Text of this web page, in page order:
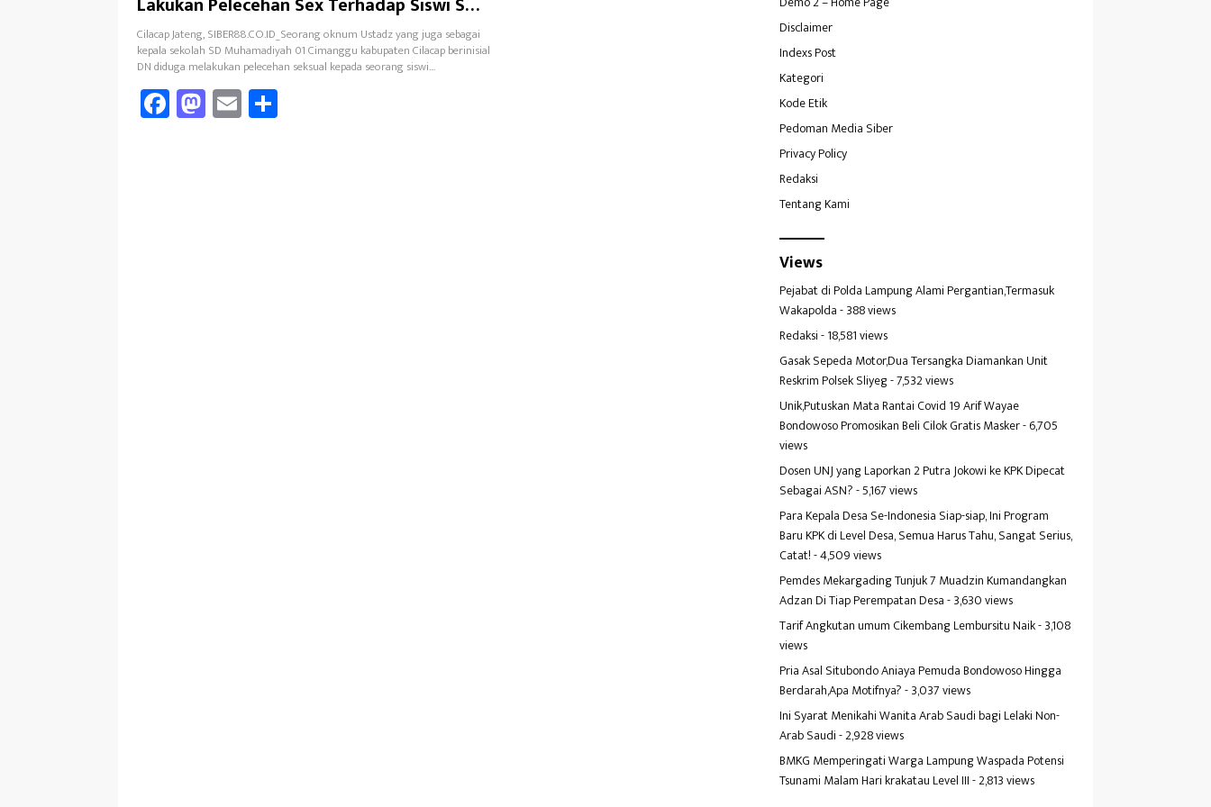
di Wilayah Cilacap
Cilacap Jateng, SIBER88.CO.ID_Seorang oknum Ustadz yang juga sebagai
kepala sekolah SD Muhamadiyah 01 Cimanggu kabupaten Cilacap berinisial
DN diduga melakukan pelecehan seksual kepada seorang siswi…
Fa
ce
M
as
E
m
Disclaimer
Indexs Post
Kategori
Kode Etik
Pedoman Media Siber
Privacy Policy
Redaksi
Tentang Kami
Views
Pejabat di Polda Lampung Alami Pergantian,Termasuk
Wakapolda- 388 views
Redaksi- 18,581 views
Gasak Sepeda Motor,Dua Tersangka Diamankan Unit
Reskrim Polsek Sliyeg- 7,532 views
Unik,Putuskan Mata Rantai Covid 19 Arif Wayae
Bondowoso Promosikan Beli Cilok Gratis Masker- 6,705
views
Dosen UNJ yang Laporkan 2 Putra Jokowi ke KPK Dipecat
Sebagai ASN?- 5,167 views
Para Kepala Desa Se-Indonesia Siap-siap, Ini Program
Baru KPK di Level Desa, Semua Harus Tahu, Sangat Serius,
Catat!- 4,509 views
Pemdes Mekargading Tunjuk 7 Muadzin Kumandangkan
Adzan Di Tiap Perempatan Desa- 3,630 views
Tarif Angkutan umum Cikembang Lembursitu Naik- 3,108
views
Pria Asal Situbondo Aniaya Pemuda Bondowoso Hingga
Berdarah,Apa Motifnya?- 3,037 views
Ini Syarat Menikahi Wanita Arab Saudi bagi Lelaki Non-
Arab Saudi- 2,928 views
BMKG Memperingati Warga Lampung Waspada Potensi
Tsunami Malam Hari krakatau Level III- 2,813 views